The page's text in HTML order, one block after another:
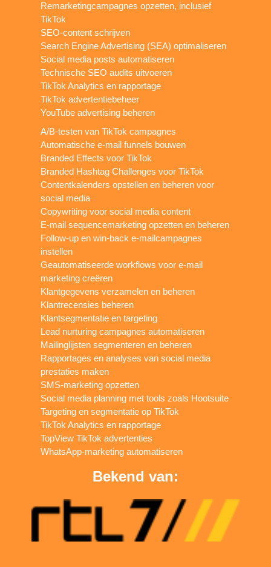
Remarketingcampagnes opzetten, inclusief
TikTok
SEO-content schrijven
Search Engine Advertising (SEA) optimaliseren
Social media posts automatiseren
Technische SEO audits uitvoeren
TikTok Analytics en rapportage
TikTok advertentiebeheer
YouTube advertising beheren
A/B-testen van TikTok campagnes
Automatische e-mail funnels bouwen
Branded Effects voor TikTok
Branded Hashtag Challenges voor TikTok
Contentkalenders opstellen en beheren voor
social media
Copywriting voor social media content
E-mail sequencemarketing opzetten en beheren
Follow-up en win-back e-mailcampagnes
instellen
Geautomatiseerde workflows voor e-mail
marketing creëren
Klantgegevens verzamelen en beheren
Klantrecensies beheren
Klantsegmentatie en targeting
Lead nurturing campagnes automatiseren
Mailinglijsten segmenteren en beheren
Rapportages en analyses van social media
prestaties maken
SMS-marketing opzetten
Social media planning met tools zoals Hootsuite
Targeting en segmentatie op TikTok
TikTok Analytics en rapportage
TopView TikTok advertenties
WhatsApp-marketing automatiseren
Bekend van: